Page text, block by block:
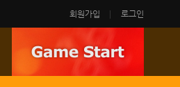
회원가입 로그인